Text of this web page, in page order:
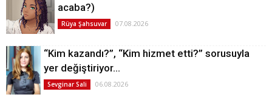
acaba?)
Rüya Şahsuvar 07.08.2026
“Kim kazandı?”, “Kim hizmet etti?” sorusuyla
yer değiştiriyor…
Sevginar Sali 06.08.2026